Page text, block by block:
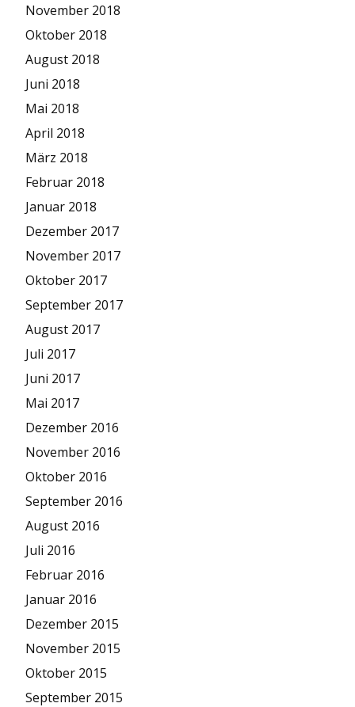
November 2018
Oktober 2018
August 2018
Juni 2018
Mai 2018
April 2018
März 2018
Februar 2018
Januar 2018
Dezember 2017
November 2017
Oktober 2017
September 2017
August 2017
Juli 2017
Juni 2017
Mai 2017
Dezember 2016
November 2016
Oktober 2016
September 2016
August 2016
Juli 2016
Februar 2016
Januar 2016
Dezember 2015
November 2015
Oktober 2015
September 2015